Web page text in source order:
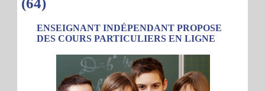
(64)
ENSEIGNANT INDÉPENDANT PROPOSE
DES COURS PARTICULIERS EN LIGNE